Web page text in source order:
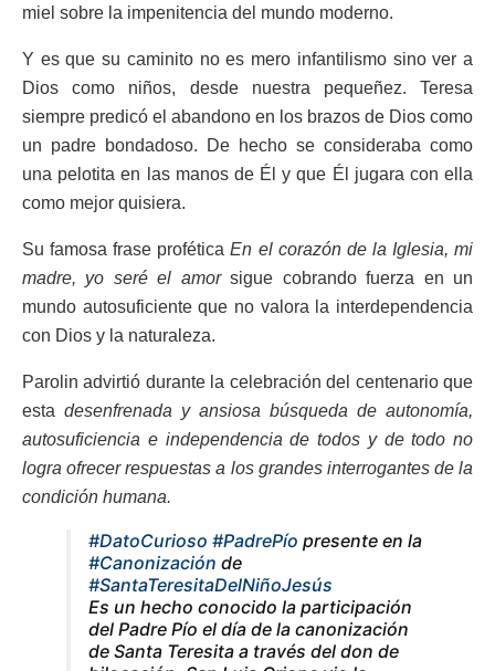
miel sobre la impenitencia del mundo moderno.
Y es que su caminito no es mero infantilismo sino ver a
Dios como niños, desde nuestra pequeñez. Teresa
siempre predicó el abandono en los brazos de Dios como
un padre bondadoso. De hecho se consideraba como
una pelotita en las manos de Él y que Él jugara con ella
como mejor quisiera.
Su famosa frase proféticaEn el corazón de la Iglesia, mi
madre, yo seré el amorsigue cobrando fuerza en un
mundo autosuficiente que no valora la interdependencia
con Dios y la naturaleza.
Parolin advirtió durante la celebración del centenario que
esta desenfrenada y ansiosa búsqueda de autonomía,
autosuficiencia e independencia de todos y de todo no
logra ofrecer respuestas a los grandes interrogantes de la
condición humana.
#DatoCurioso #PadrePío presente en la
#Canonización de
#SantaTeresitaDelNiñoJesús
Es un hecho conocido la participación
del Padre Pío el día de la canonización
de Santa Teresita a través del don de